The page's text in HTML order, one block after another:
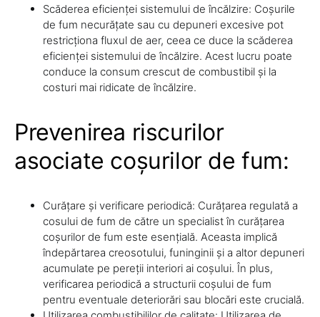
Scăderea eficienței sistemului de încălzire: Coșurile
de fum necurățate sau cu depuneri excesive pot
restricționa fluxul de aer, ceea ce duce la scăderea
eficienței sistemului de încălzire. Acest lucru poate
conduce la consum crescut de combustibil și la
costuri mai ridicate de încălzire.
Prevenirea riscurilor
asociate coșurilor de fum:
Curățare și verificare periodică: Curățarea regulată a
cosului de fum de către un specialist în curățarea
coșurilor de fum este esențială. Aceasta implică
îndepărtarea creosotului, funinginii și a altor depuneri
acumulate pe pereții interiori ai coșului. În plus,
verificarea periodică a structurii coșului de fum
pentru eventuale deteriorări sau blocări este crucială.